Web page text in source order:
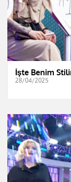
İşte Benim
28/04/2025